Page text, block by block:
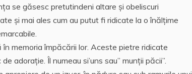
se găsesc pretutindeni altare şi obeliscuri
şi mai ales cum au putut fi ridicate la o înălţime
memoria împăcării lor. Aceste pietre ridicate
adoraţie. Îl numeau si’uns sau” munţii păcii”.